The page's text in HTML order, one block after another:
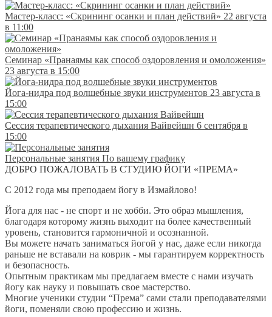
Мастер-класс: «Скрининг осанки и план действий» 22 августа
в 11:00
Семинар «Пранаямы как способ оздоровления и омоложения»
23 августа в 15:00
Йога-нидра под волшебные звуки инструментов 23 августа в
15:00
Сессия терапевтического дыхания Вайвейшн 6 сентября в
15:00
Персональные занятия По вашему графику
ДОБРО ПОЖАЛОВАТЬ В СТУДИЮ ЙОГИ «ПРЕМА»
С 2012 года мы преподаем йогу в Измайлово!
Йога для нас - не спорт и не хобби. Это образ мышления,
благодаря которому жизнь выходит на более качественный
уровень, становится гармоничной и осознанной.
Вы можете начать заниматься йогой у нас, даже если никогда
раньше не вставали на коврик - мы гарантируем корректность
и безопасность.
Опытным практикам мы предлагаем вместе с нами изучать
йогу как науку и повышать свое мастерство.
Многие ученики студии “Према” сами стали преподавателями
йоги, поменяли свою профессию и жизнь.